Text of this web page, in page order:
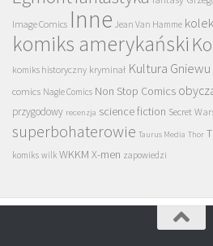
Image Comics Inne Jean Van Hamme
komiks amerykański
komiks historyczny kryminał Kultura Gniewu
comics Nagle Comics Non Stop Comics
przygodowy recenzja science fiction Secret
superbohaterowie Taurus Media Thor
komiks wilk WKKM X-men zapowiedzi